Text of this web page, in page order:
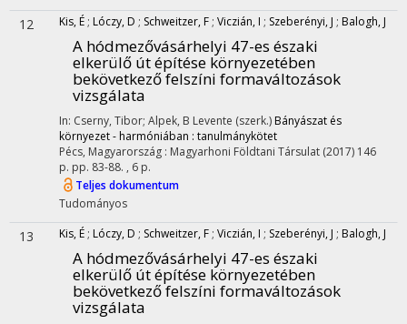
12 Kis, É ; Lóczy, D ; Schweitzer, F ; Viczián, I ; Szeberényi, J ; Balogh, J
A hódmezővásárhelyi 47-es északi
elkerülő út építése környezetében
bekövetkező felszíni formaváltozások
vizsgálata
In: Cserny, Tibor; Alpek, B Levente (szerk.) Bányászat és
környezet - harmóniában : tanulmánykötet
Pécs, Magyarország : Magyarhoni Földtani Társulat (2017) 146
p. pp. 83-88. , 6 p.
Teljes dokumentum
Tudományos
13 Kis, É ; Lóczy, D ; Schweitzer, F ; Viczián, I ; Szeberényi, J ; Balogh, J
A hódmezővásárhelyi 47-es északi
elkerülő út építése környezetében
bekövetkező felszíni formaváltozások
vizsgálata